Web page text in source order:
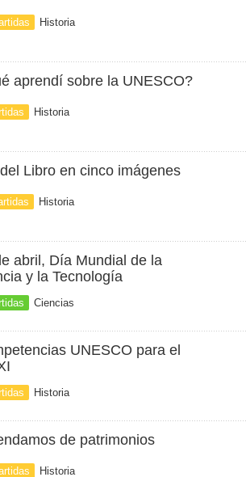
Historia
aprendí sobre la UNESCO?
Historia
Libro en cinco imágenes
Historia
abril, Día Mundial de la
y la Tecnología
Ciencias
UNESCO para el
Historia
de patrimonios
Historia